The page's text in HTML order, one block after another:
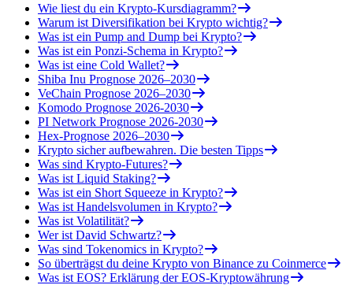
Wie liest du ein Krypto-Kursdiagramm?
Warum ist Diversifikation bei Krypto wichtig?
Was ist ein Pump and Dump bei Krypto?
Was ist ein Ponzi-Schema in Krypto?
Was ist eine Cold Wallet?
Shiba Inu Prognose 2026–2030
VeChain Prognose 2026–2030
Komodo Prognose 2026-2030
PI Network Prognose 2026-2030
Hex-Prognose 2026–2030
Krypto sicher aufbewahren. Die besten Tipps
Was sind Krypto-Futures?
Was ist Liquid Staking?
Was ist ein Short Squeeze in Krypto?
Was ist Handelsvolumen in Krypto?
Was ist Volatilität?
Wer ist David Schwartz?
Was sind Tokenomics in Krypto?
So überträgst du deine Krypto von Binance zu Coinmerce
Was ist EOS? Erklärung der EOS-Kryptowährung